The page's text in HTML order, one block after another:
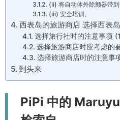
(ii) 将自动体外除颤器带到
(iii) 安全培训。
西表岛的旅游商店 选择西表
选择旅行社时的注意事项
选择旅游商店时应考虑的
选择旅游商店时的注意事
到头来
PiPi 中的 Maruyu